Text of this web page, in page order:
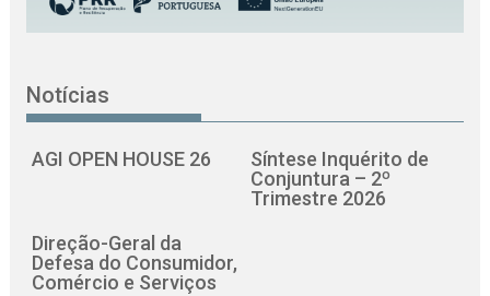
Notícias
AGI OPEN HOUSE 26
Síntese Inquérito de
Conjuntura – 2º
Trimestre 2026
Direção-Geral da
Defesa do Consumidor,
Comércio e Serviços